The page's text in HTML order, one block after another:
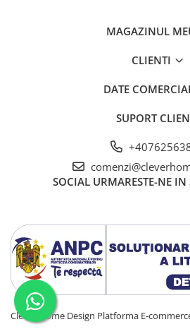
MAGAZINUL
CLIENTI
DATE
SUPORT
SOCIAL URMARESTE-NE
Clever Home Design Platforma E-